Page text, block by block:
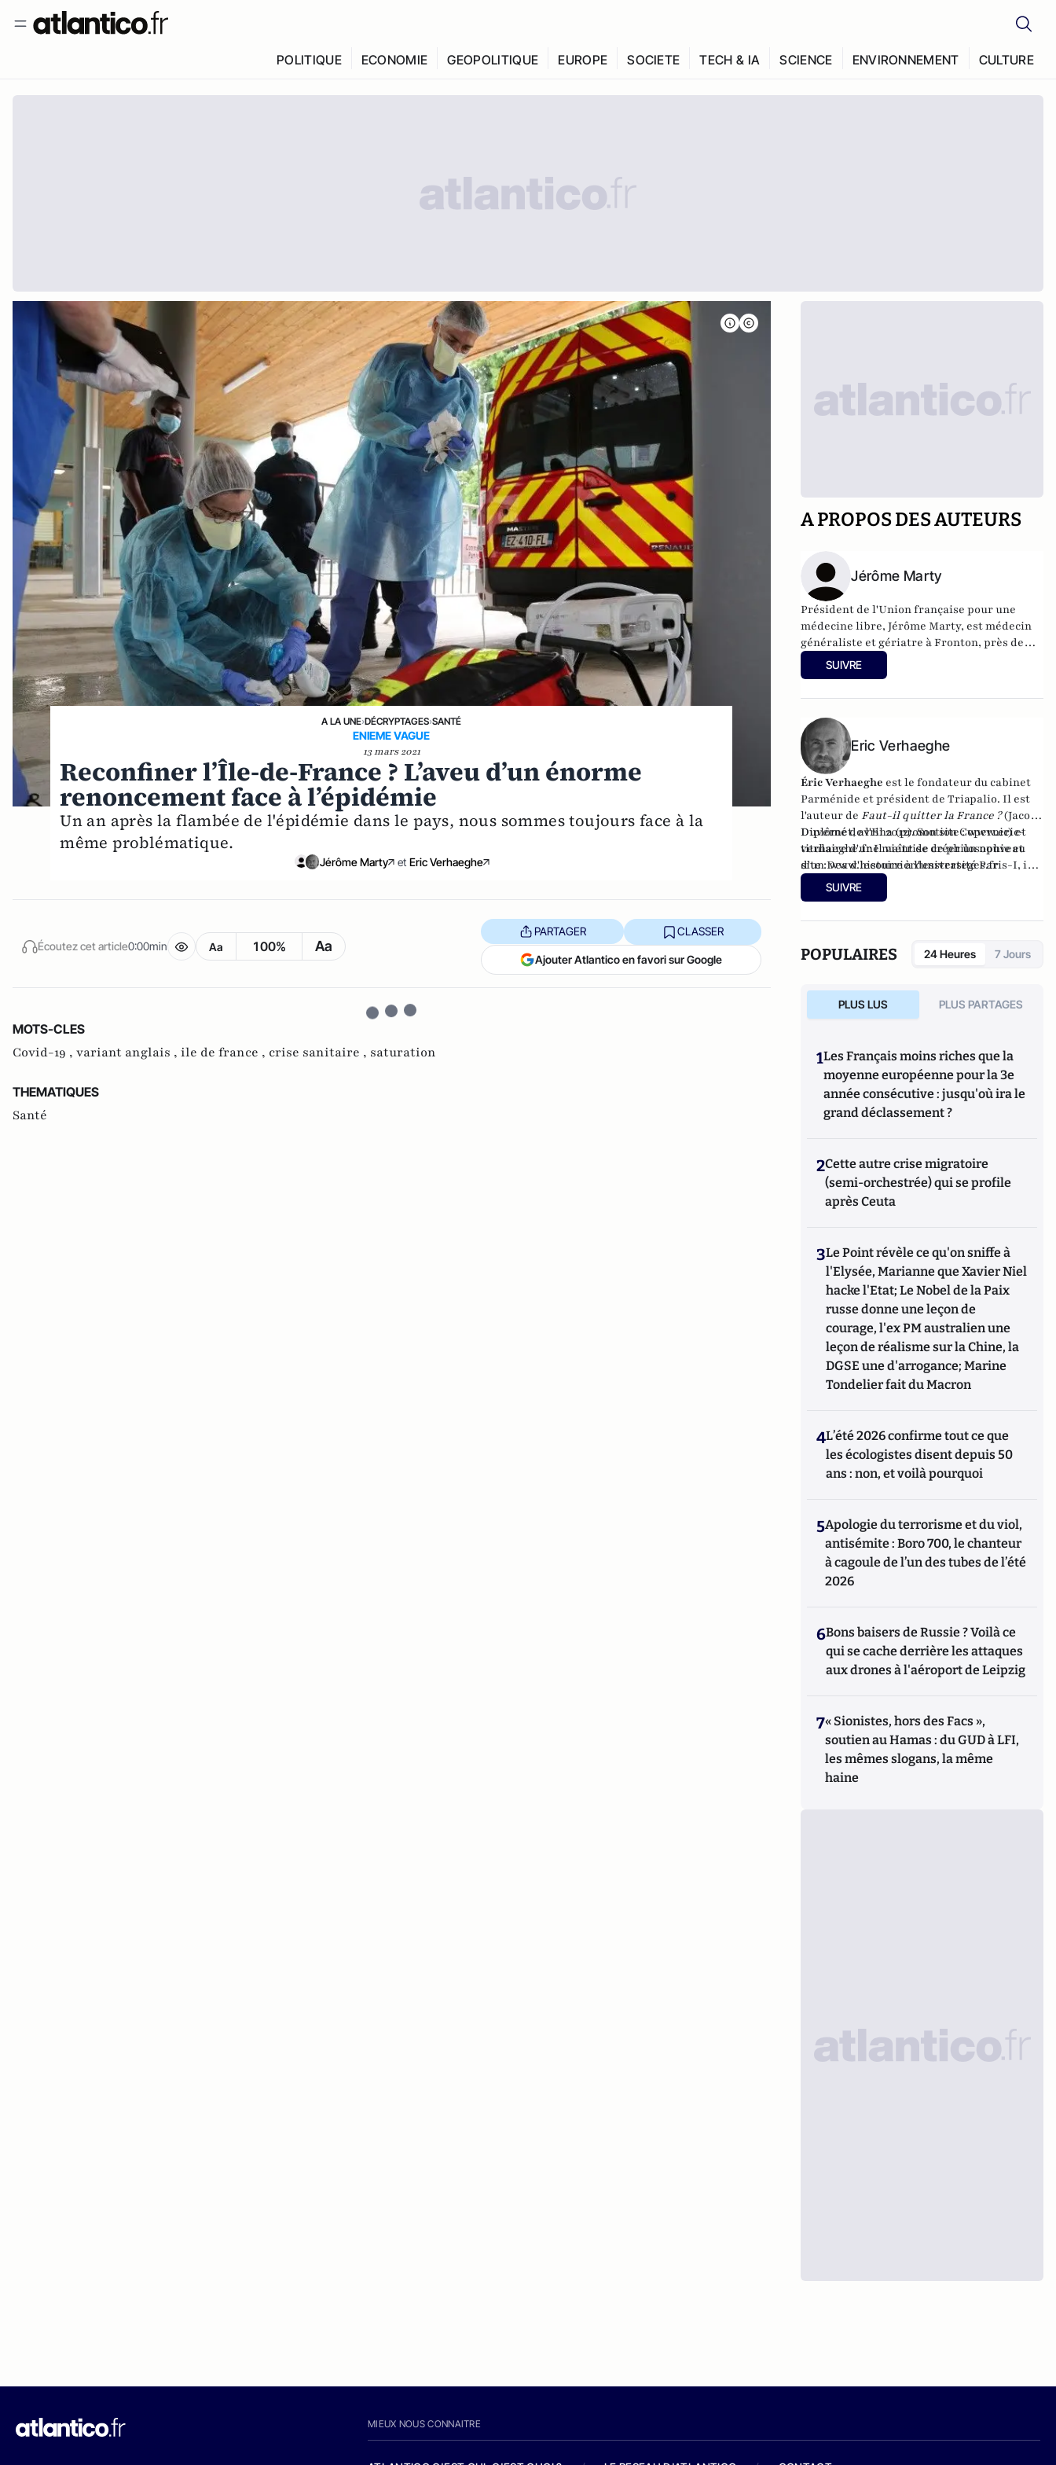
POLITIQUE ECONOMIE GEOPOLITIQUE EUROPE SOCIETE TECH & IA SCIENCE ENVIRONNEMENT CULTURE
A LA UNE›DÉCRYPTAGES›SANTÉ
ENIEME VAGUE
13 mars 2021
Reconfiner l’Île-de-France ? L’aveu d’un énorme
renoncement face à l’épidémie
Un an après la flambée de l'épidémie dans le pays, nous sommes toujours face à la
même problématique.
Jérôme Marty et Eric Verhaeghe
Écoutez cet article0:00min Aa 100% Aa
PARTAGER CLASSER
Ajouter Atlantico en favori sur Google
MOTS-CLES
Covid-19 , variant anglais , ile de france , crise sanitaire , saturation
THEMATIQUES
Santé
A PROPOS DES AUTEURS
Jérôme Marty
Président de l'Union française pour une
médecine libre, Jérôme Marty, est médecin
généraliste et gériatre à Fronton, près de
Toulouse.
SUIVRE
Eric Verhaeghe
Éric Verhaeghe est le fondateur du cabinet
Parménide et président deTriapalio. Il est
l'auteur de Faut-il quitter la France ?(Jacob-
Duvernet, avril 2012). Son site :www.eric-
verhaeghe.frIl vient de créer un nouveau
site :www.lecourrierdesstrateges.fr
Diplômé de l'Ena (promotion Copernic) et
titulaire d'une maîtrise de philosophie et
d'un Dea d'histoire à l'université Paris-I, il
est né à Liège en 1968
SUIVRE
POPULAIRES 24 Heures 7 Jours
PLUS LUS PLUS PARTAGES
1Les Français moins riches que la
moyenne européenne pour la 3e
année consécutive : jusqu'où ira le
grand déclassement ?
2Cette autre crise migratoire
(semi-orchestrée) qui se profile
après Ceuta
3Le Point révèle ce qu'on sniffe à
l'Elysée, Marianne que Xavier Niel
hacke l'Etat; Le Nobel de la Paix
russe donne une leçon de
courage, l'ex PM australien une
leçon de réalisme sur la Chine, la
DGSE une d'arrogance; Marine
Tondelier fait du Macron
4L’été 2026 confirme tout ce que
les écologistes disent depuis 50
ans : non, et voilà pourquoi
5Apologie du terrorisme et du viol,
antisémite : Boro 700, le chanteur
à cagoule de l’un des tubes de l’été
2026
6Bons baisers de Russie ? Voilà ce
qui se cache derrière les attaques
aux drones à l'aéroport de Leipzig
7« Sionistes, hors des Facs »,
soutien au Hamas : du GUD à LFI,
les mêmes slogans, la même
haine
MIEUX NOUS CONNAITRE